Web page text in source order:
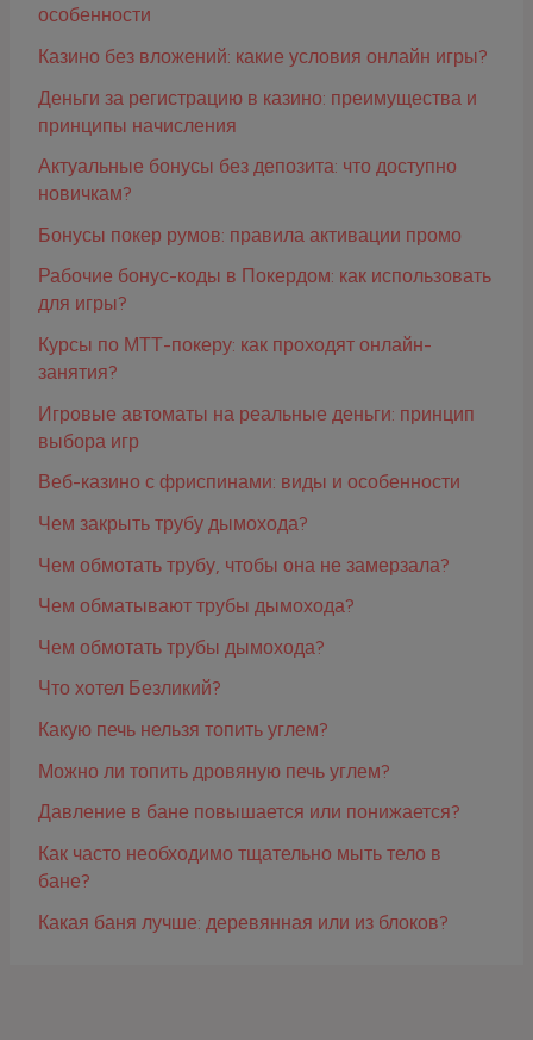
особенности
Казино без вложений: какие условия онлайн игры?
Деньги за регистрацию в казино: преимущества и
принципы начисления
Актуальные бонусы без депозита: что доступно
новичкам?
Бонусы покер румов: правила активации промо
Рабочие бонус-коды в Покердом: как использовать
для игры?
Курсы по МТТ-покеру: как проходят онлайн-
занятия?
Игровые автоматы на реальные деньги: принцип
выбора игр
Веб-казино с фриспинами: виды и особенности
Чем закрыть трубу дымохода?
Чем обмотать трубу, чтобы она не замерзала?
Чем обматывают трубы дымохода?
Чем обмотать трубы дымохода?
Что хотел Безликий?
Какую печь нельзя топить углем?
Можно ли топить дровяную печь углем?
Давление в бане повышается или понижается?
Как часто необходимо тщательно мыть тело в
бане?
Какая баня лучше: деревянная или из блоков?